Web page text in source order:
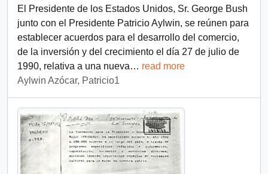
El Presidente de los Estados Unidos, Sr. George Bush
junto con el Presidente Patricio Aylwin, se reúnen para
establecer acuerdos para el desarrollo del comercio,
de la inversión y del crecimiento el día 27 de julio de
1990, relativa a una nueva… read more
Aylwin Azócar, Patricio1